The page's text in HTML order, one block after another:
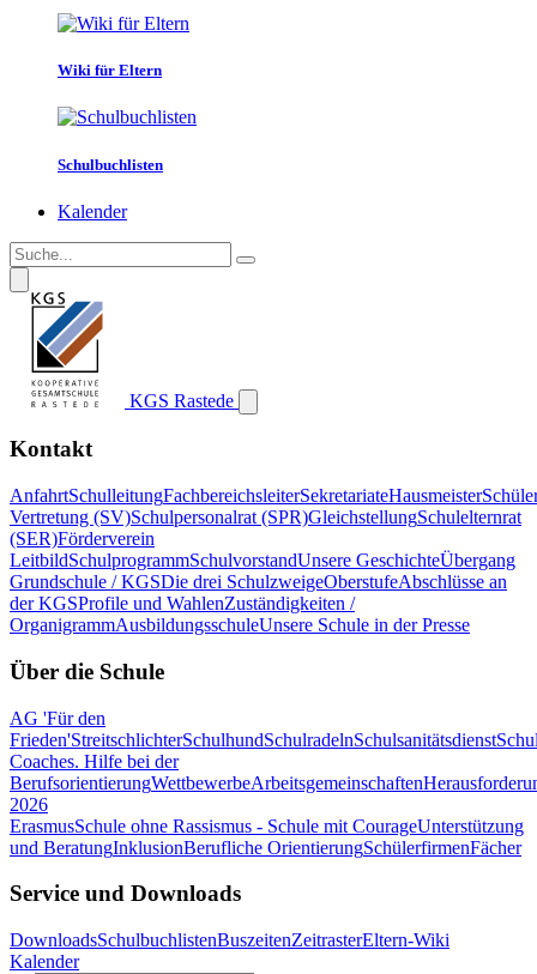
Wiki für Eltern
Schulbuchlisten
Kalender
KGS Rastede
Kontakt
AnfahrtSchulleitungFachbereichsleiterSekretariateHausmeister
Vertretung (SV)Schulpersonalrat (SPR)GleichstellungSchulelternrat
(SER)Förderverein
LeitbildSchulprogrammSchulvorstandUnsere GeschichteÜbergang
Grundschule / KGSDie drei SchulzweigeOberstufeAbschlüsse an
der KGSProfile und WahlenZuständigkeiten /
OrganigrammAusbildungsschuleUnsere Schule in der Presse
Über die Schule
AG 'Für den
Frieden'StreitschlichterSchulhundSchulradelnSchulsanitätsdienst
Coaches. Hilfe bei der
BerufsorientierungWettbewerbeArbeitsgemeinschaften
2026
ErasmusSchule ohne Rassismus - Schule mit CourageUnterstützung
und BeratungInklusionBerufliche OrientierungSchülerfirmenFächer
Service und Downloads
DownloadsSchulbuchlistenBuszeitenZeitrasterEltern-Wiki
Kalender